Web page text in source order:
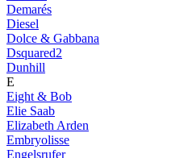
Demarés
Diesel
Dolce & Gabbana
Dsquared2
Dunhill
E
Eight & Bob
Elie Saab
Elizabeth Arden
Embryolisse
Engelsrufer